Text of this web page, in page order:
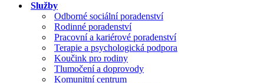
Služby
Odborné sociální poradenství
Rodinné poradenství
Pracovní a kariérové poradenství
Terapie a psychologická podpora
Koučink pro rodiny
Tlumočení a doprovody
Komunitní centrum